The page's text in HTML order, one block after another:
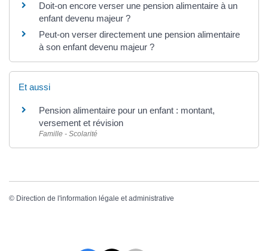
Doit-on encore verser une pension alimentaire à un
enfant devenu majeur ?
Peut-on verser directement une pension alimentaire
à son enfant devenu majeur ?
Et aussi
Pension alimentaire pour un enfant : montant,
versement et révision
Famille - Scolarité
© Direction de l'information légale et administrative